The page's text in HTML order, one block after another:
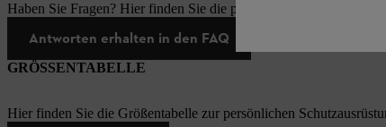
Haben Sie Fragen? Hier finden Sie die passenden Antworten zu
Antworten erhalten in den FAQ
GRÖSSENTABELLE
Hier finden Sie die Größentabelle zur persönlichen